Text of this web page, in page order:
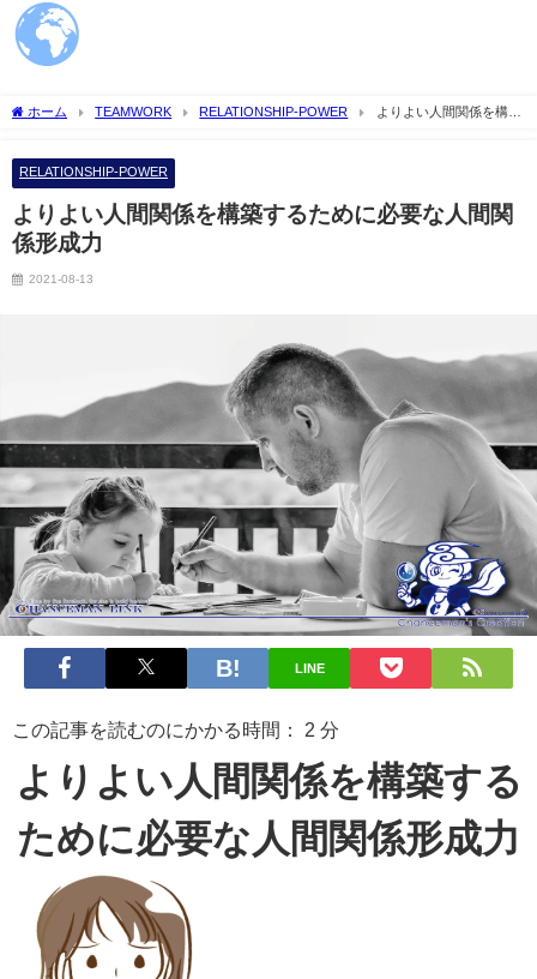
ホーム TEAMWORK RELATIONSHIP-POWER
よりよい人間関係を構築
RELATIONSHIP-POWER
よりよい人間関係を構築するために必要な人間関
係形成力
2021-08-13
LINE
この記事を読むのにかかる時間： 2 分
よりよい人間関係を構築する
ために必要な人間関係形成力